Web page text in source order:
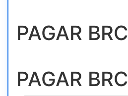
PAGAR BRC
PAGAR BRC